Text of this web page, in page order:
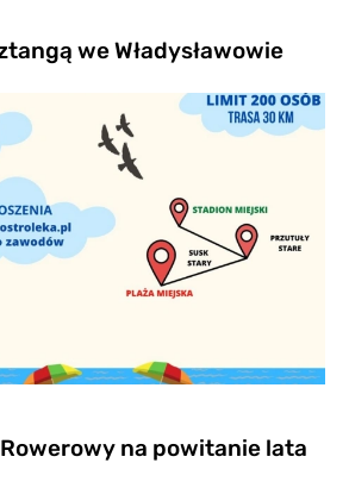
we Władysławowie
na powitanie lata